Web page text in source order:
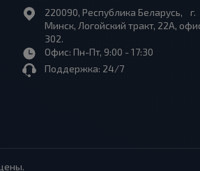
220090, Республика Беларусь, г.
Минск, Логойский тракт, 22А,
302.
Офис: Пн-Пт, 9:00 - 17:30
Поддержка: 24/7